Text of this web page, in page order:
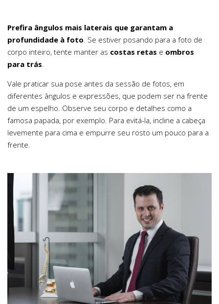
Prefira ângulos mais laterais que garantam a
profundidade à foto. Se estiver posando para a foto de
corpo inteiro, tente manter as costas retas e ombros
para trás.
Vale praticar sua pose antes da sessão de fotos, em
diferentes ângulos e expressões, que podem ser na frente
de um espelho. Observe seu corpo e detalhes como a
famosa papada, por exemplo. Para evitá-la, incline a cabeça
levemente para cima e empurre seu rosto um pouco para a
frente.